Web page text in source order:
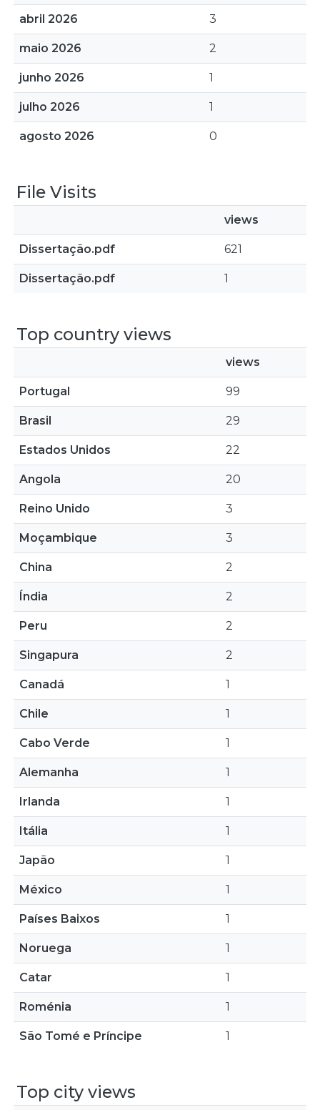
abril 2026 3
maio 2026 2
junho 2026 1
julho 2026 1
agosto 2026 0
File Visits
views
Dissertação.pdf 621
Dissertação.pdf 1
Top country views
views
Portugal 99
Brasil 29
Estados Unidos 22
Angola 20
Reino Unido 3
Moçambique 3
China 2
Índia 2
Peru 2
Singapura 2
Canadá 1
Chile 1
Cabo Verde 1
Alemanha 1
Irlanda 1
Itália 1
Japão 1
México 1
Países Baixos 1
Noruega 1
Catar 1
Roménia 1
São Tomé e Príncipe 1
Top city views